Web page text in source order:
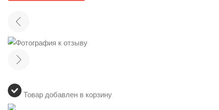
Товар добавлен в корзину